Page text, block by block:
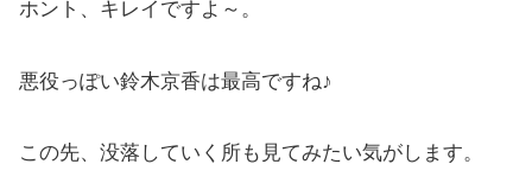
ホント、キレイですよ～。
悪役っぽい鈴木京香は最高ですね♪
この先、没落していく所も見てみたい気がします。